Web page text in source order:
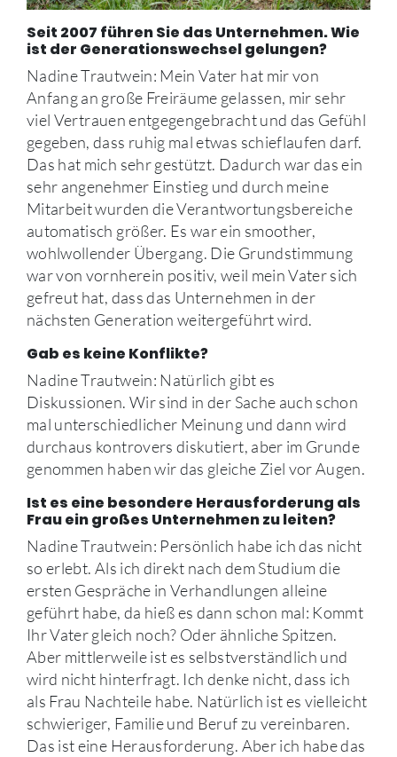
Seit 2007 führen Sie das Unternehmen. Wie
ist der Generationswechsel gelungen?
Nadine Trautwein: Mein Vater hat mir von
Anfang an große Freiräume gelassen, mir sehr
viel Vertrauen entgegengebracht und das Gefühl
gegeben, dass ruhig mal etwas schieflaufen darf.
Das hat mich sehr gestützt. Dadurch war das ein
sehr angenehmer Einstieg und durch meine
Mitarbeit wurden die Verantwortungsbereiche
automatisch größer. Es war ein smoother,
wohlwollender Übergang. Die Grundstimmung
war von vornherein positiv, weil mein Vater sich
gefreut hat, dass das Unternehmen in der
nächsten Generation weitergeführt wird.
Gab es keine Konflikte?
Nadine Trautwein: Natürlich gibt es
Diskussionen. Wir sind in der Sache auch schon
mal unterschiedlicher Meinung und dann wird
durchaus kontrovers diskutiert, aber im Grunde
genommen haben wir das gleiche Ziel vor Augen.
Ist es eine besondere Herausforderung als
Frau ein großes Unternehmen zu leiten?
Nadine Trautwein: Persönlich habe ich das nicht
so erlebt. Als ich direkt nach dem Studium die
ersten Gespräche in Verhandlungen alleine
geführt habe, da hieß es dann schon mal: Kommt
Ihr Vater gleich noch? Oder ähnliche Spitzen.
Aber mittlerweile ist es selbstverständlich und
wird nicht hinterfragt. Ich denke nicht, dass ich
als Frau Nachteile habe. Natürlich ist es vielleicht
schwieriger, Familie und Beruf zu vereinbaren.
Das ist eine Herausforderung. Aber ich habe das